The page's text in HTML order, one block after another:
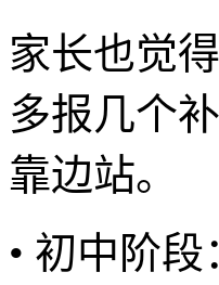
家长也觉
多报几个
靠边站。
• 初中阶